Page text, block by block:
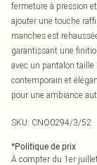
fermeture à pression
ajouter une touche
manches est
garantissant une
avec un pantalon
contemporain et
pour une ambiance
SKU: CNO0294/3/52
*Politique de prix
À compter du 1er